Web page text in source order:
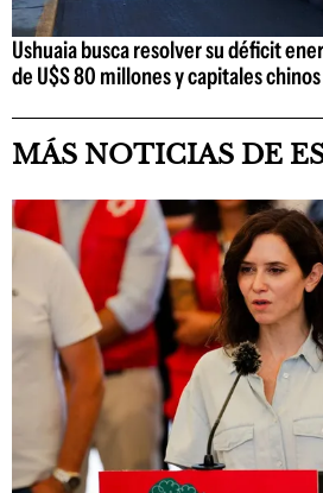
Ushuaia busca resolver su déficit
de U$S 80 millones y capitales chinos
MÁS NOTICIAS DE